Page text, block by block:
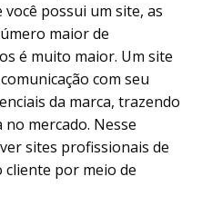
possui um site, as
maior de
é muito maior. Um site
com seu
da marca, trazendo
mercado. Nesse
sites profissionais de
cliente por meio de